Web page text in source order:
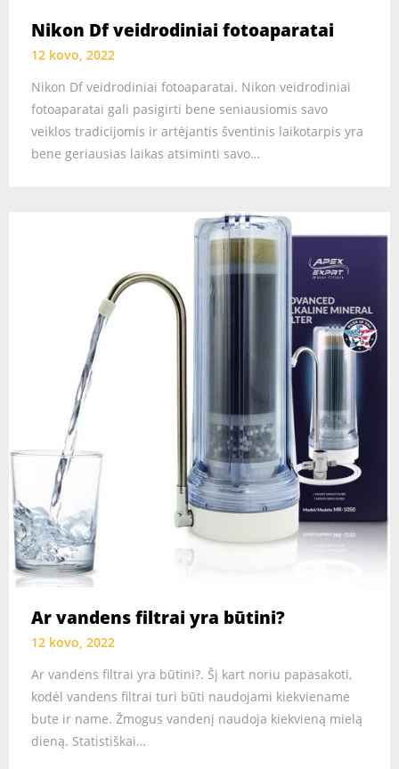
Nikon Df veidrodiniai fotoaparatai
12 kovo, 2022
Nikon Df veidrodiniai fotoaparatai. Nikon veidrodiniai
fotoaparatai gali pasigirti bene seniausiomis savo
veiklos tradicijomis ir artėjantis šventinis laikotarpis yra
bene geriausias laikas atsiminti savo…
Ar vandens filtrai yra būtini?
12 kovo, 2022
Ar vandens filtrai yra būtini?. Šį kart noriu papasakoti,
kodėl vandens filtrai turi būti naudojami kiekviename
bute ir name. Žmogus vandenį naudoja kiekvieną mielą
dieną. Statistiškai…